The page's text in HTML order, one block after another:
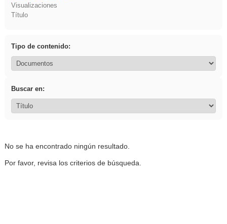
Visualizaciones
Título
Tipo de contenido:
Buscar en:
No se ha encontrado ningún resultado.
Por favor, revisa los criterios de búsqueda.